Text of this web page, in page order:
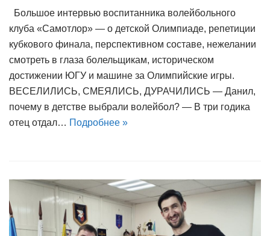
Большое интервью воспитанника волейбольного
клуба «Самотлор» — о детской Олимпиаде, репетиции
кубкового финала, перспективном составе, нежелании
смотреть в глаза болельщикам, историческом
достижении ЮГУ и машине за Олимпийские игры.
ВЕСЕЛИЛИСЬ, СМЕЯЛИСЬ, ДУРАЧИЛИСЬ — Данил,
почему в детстве выбрали волейбол? — В три годика
отец отдал… Подробнее »